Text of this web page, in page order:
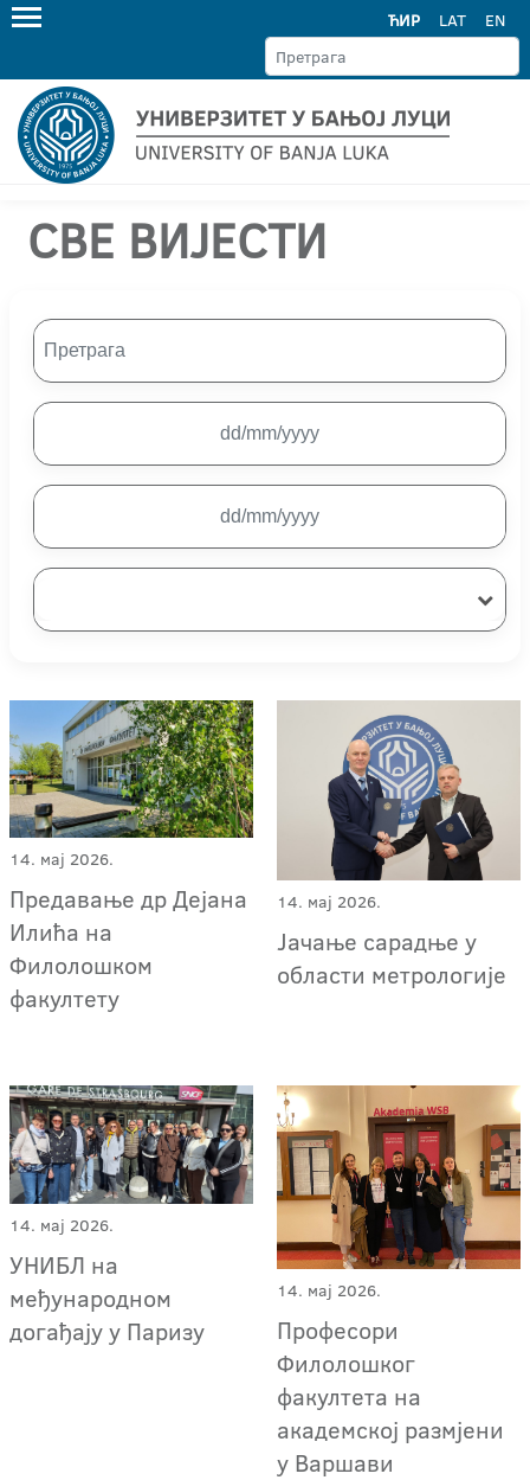
ЋИР LAT EN
СВЕ ВИЈЕСТИ
14. мај 2026.
Предавање др Дејана
Илића на
Филолошком
факултету
14. мај 2026.
Јачaње сарадње у
области метрологије
14. мај 2026.
УНИБЛ на
међународном
догађају у Паризу
14. мај 2026.
Професори
Филолошког
факултета на
академској размјени
у Варшави